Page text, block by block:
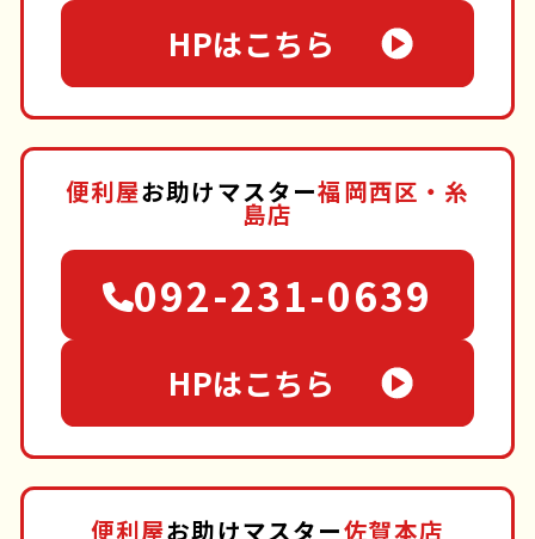
HPはこちら
便利屋お助けマスター福岡西区・糸
島店
092-231-0639
HPはこちら
便利屋お助けマスター佐賀本店